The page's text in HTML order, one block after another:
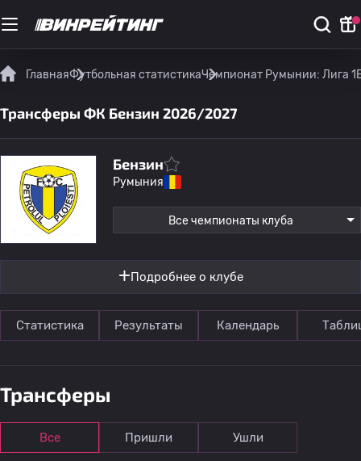
ГлавнаяФутбольная статистикаЧемпионат Румынии: Лига 1
Трансферы ФК Бензин 2026/2027
Бензин
Румыния
Все чемпионаты клуба
Подробнее о клубе
Статистика Результаты Календарь
Трансферы
Все Пришли Ушли